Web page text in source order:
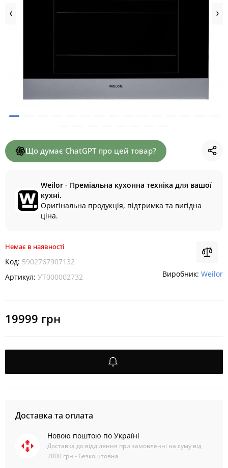
Що думає ChatGPT про цей товар?
Weilor - Преміальна кухонна техніка для вашої
кухні.
Оригінальна продукція, підтримка та вигідна
ціна.
Немає в наявності
Код: 5902767907132
Артикул: УТ000002732 Виробник: Weilor
19999 грн
Доставка та оплата
Новою поштою по Україні
Доставка до відділення при замовленні на суму від
2000 грн - безкоштовна